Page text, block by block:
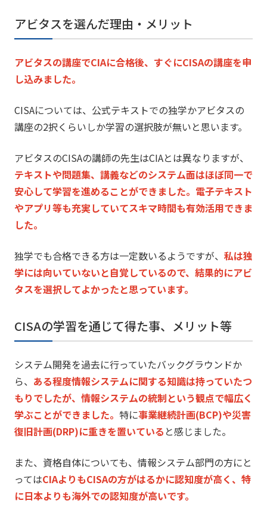
アビタスを選んだ理由・メリット
アビタスの講座でCIAに合格後、 すぐにCISAの講座を申
し込みました。
CISAについては、 公式テキストでの独学かアビタスの
講座の2択くらいしか学習の選択肢が無いと思います。
アビタスのCISAの講師の先生はCIAとは異なりますが、
テキストや問題集、 講義などのシステム面はほぼ同一で
安心して学習を進めることができました。 電子テキスト
やアプリ等も充実していてスキマ時間も有効活用でき ま
した。
独学でも合格できる方は一定数いるようですが、 私は独
学には向いていないと自覚しているので、 結果的にアビ
タスを選択してよかったと思っています。
CISAの学習を通じて得た事、メリット等
システム開発を過去に行っていたバックグラウンドか
ら、 ある程度情報システムに関する知識は持っていたつ
もりでしたが、 情報システムの統制という観点で幅広く
学ぶことができました。 特に事業継続計画(BCP)や災害
復旧計画(DRP)に重きを置いている と感じました。
また、資格自体についても、 情報システム部門の方にと
ってはCIAよりもCISAの方がはるかに認知度が高く、特
に日本よりも海外での認知度が高いです。